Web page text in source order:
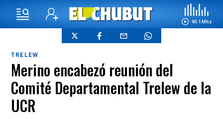
90.1 Mhz
TRELEW
Merino encabezó reunión del
Comité Departamental Trelew de la
UCR